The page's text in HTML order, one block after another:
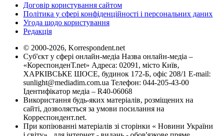
Договір користування сайтом
Політика у сфері конфіденційності і персональних даних
Угода щодо користування
Редакція
© 2000-2026, Korrespondent.net
Суб'єкт у сфері онлайн-медіа Назва онлайн-медіа –
«КореспонденТ.net» Адреса: 02091, місто Київ,
ХАРКІВСЬКЕ ШОСЕ, будинок 172-Б, офіс 208/1 E-mail:
sunlight@mediadim.com.ua Телефон: 044-205-43-00
Ідентифікатор медіа – R40-06068
Використання будь-яких матеріалів, розміщених на
сайті, дозволяється за умови посилання на
Корреспондент.net.
При копіюванні матеріалів зі сторінки « Новини України